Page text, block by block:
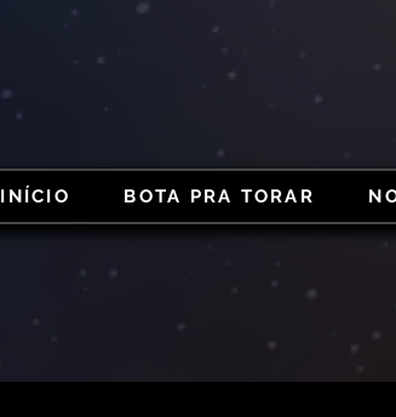
INÍCIO BOTA PRA TORAR